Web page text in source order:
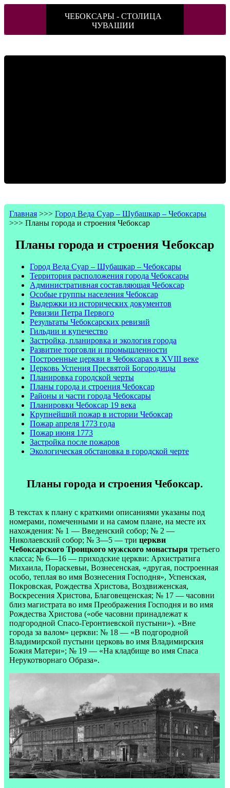
ЧЕБОКСАРЫ - СТОЛИЦА
ЧУВАШИИ
Главная >>> Город Веда Суар – Шубашкар – Чебоксары
>>> Планы города и строения Чебоксар
Планы города и строения Чебоксар
Город Веда Суар – Шубашкар – Чебоксары
Территория расположения города Чебоксары
Административная составляющая Чебоксар
Особые группы населения Чебоксар
Выдержки из исторических документов
Ревизии Петра Первого
Результаты Чебоксарских ревизий
Гильдии и купечество
Застройка, планировка и экология города
Развитие торговли и промышленности
Построенные церкви в Чебоксарах в XVIII веке
Церковь Успения Пресвятой Богородицы
Планировка городской черты
Планы города и строения Чебоксар
Районы и части города Чебоксары
Планировки Чебоксар 19 века
Крупнейший пожар в истории Чебоксар
Пожар апреля 1773 года
Пожар июня 1773
Застройка после пожаров
Экологическая обстановка в городской черте
Планы города и строения Чебоксар.
В текстах к плану с краткими описаниями указаны под
номерами, помеченными и на самом плане, на месте их
нахождения: № 1 — Введенский собор; № 2 —
Николаевский собор; № 3—5 — три церкви
Чебоксарского Троицкого мужского монастыря третьего
класса; № 6—16 — приходские церкви: Архистратига
Михаила, Пораскевьи, Вознесенская, «другая, построенная
особо, теплая во имя Вознесения Господня», Успенская,
Покровская, Рождества Христова, Воздвиженская,
Воскресения Христова, Благовещенская; № 17 — часовни
близ магистрата во имя Преображения Господня и во имя
Рождества Христова («обе часовни принадлежат к
подгородной Спасо-Геронтиевской пустыни»). «Вне
города за валом» церкви: № 18 — «В подгородной
Владимирской пустыни церковь во имя Владимирския
Божия Матери»; № 19 — «На кладбище во имя Спаса
Нерукотворнаго Образа».